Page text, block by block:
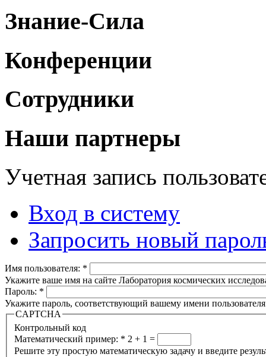
Знание-Сила
Конференции
Сотрудники
Наши партнеры
Учетная запись
Вход в систему
Запросить новый
Имя пользователя: *
Укажите ваше имя на сайте Лаборатория космических
Пароль: *
Укажите пароль, соответствующий вашему имени
CAPTCHA
Контрольный код
Математический пример: * 2 + 1 =
Решите эту простую математическую задачу и введите